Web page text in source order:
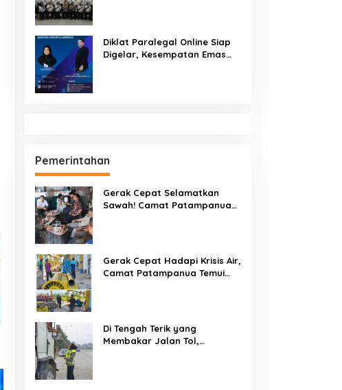
Diklat Paralegal Online Siap
Digelar, Kesempatan Emas
Pemerintahan
Gerak Cepat Selamatkan
Sawah! Camat Patampanua
Gerak Cepat Hadapi Krisis Air,
Camat Patampanua Temui
Di Tengah Terik yang
Membakar Jalan Tol,